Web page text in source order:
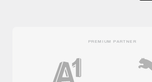
PREMIUM PARTNER